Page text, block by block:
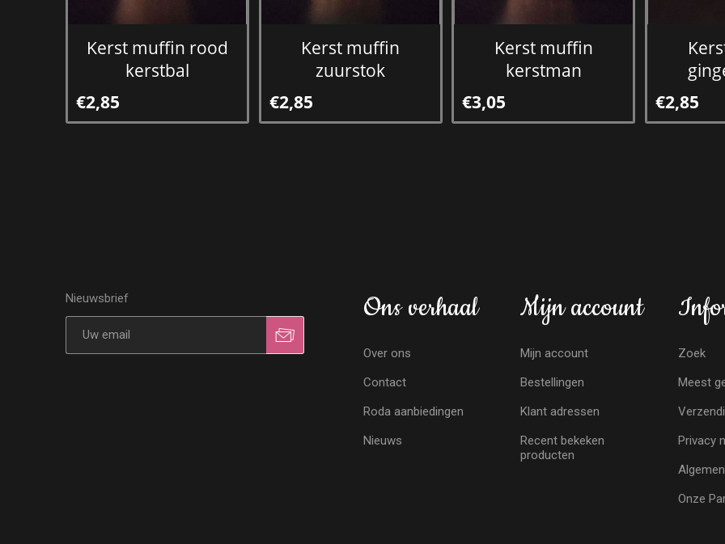
Kerst muffin rood
kerstbal
€2,85
Kerst muffin
zuurstok
€2,85
Kerst muffin
kerstman
€3,05
€2,85
Nieuwsbrief Ons verhaal
Over ons
Contact
Roda aanbiedingen
Nieuws
Mijn account
Mijn account
Bestellingen
Klant adressen
Recent bekeken
producten
Zoek
Meest
Privacy
Onze